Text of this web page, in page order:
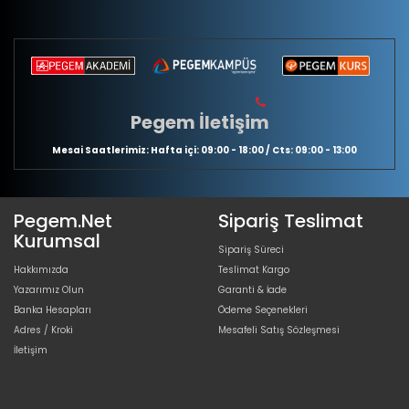
Pegem İletişim
Mesai Saatlerimiz: Hafta içi: 09:00 - 18:00 / Cts: 09:00 - 13:00
Pegem.Net
Kurumsal
Hakkımızda
Yazarımız Olun
Banka Hesapları
Adres / Kroki
İletişim
Sipariş Teslimat
Sipariş Süreci
Teslimat Kargo
Garanti & İade
Ödeme Seçenekleri
Mesafeli Satış Sözleşmesi